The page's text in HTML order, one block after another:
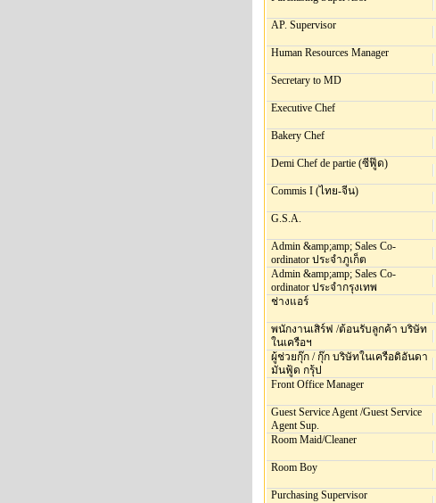
AP. Supervisor
Human Resources Manager
Secretary to MD
Executive Chef
Bakery Chef
Demi Chef de partie (ซีฟู๊ด)
Commis I (ไทย-จีน)
G.S.A.
Admin &amp;amp; Sales Co-
ordinator ประจำภูเก็ต
Admin &amp;amp; Sales Co-
ordinator ประจำกรุงเทพ
ช่างแอร์
พนักงานเสิร์ฟ /ต้อนรับลูกค้า บริษัท
ในเครือฯ
ผู้ช่วยกุ๊ก / กุ๊ก บริษัทในเครือดิอันดา
มันฟู้ด กรุ้ป
Front Office Manager
Guest Service Agent /Guest Service
Agent Sup.
Room Maid/Cleaner
Room Boy
Purchasing Supervisor